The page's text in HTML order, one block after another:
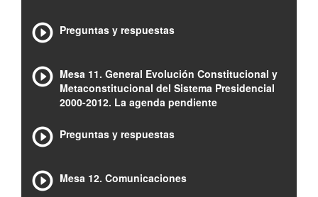
Preguntas y respuestas
Mesa 11. General Evolución Constitucional y
Metaconstitucional del Sistema Presidencial
2000-2012. La agenda pendiente
Preguntas y respuestas
Mesa 12. Comunicaciones